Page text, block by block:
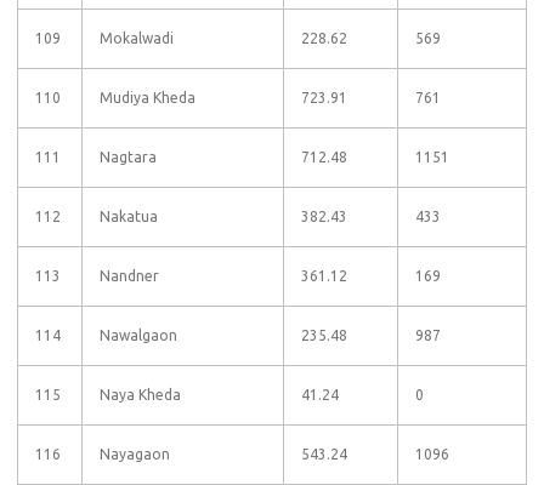
109 Mokalwadi 228.62 569
110 Mudiya Kheda 723.91 761
111 Nagtara 712.48 1151
112 Nakatua 382.43 433
113 Nandner 361.12 169
114 Nawalgaon 235.48 987
115 Naya Kheda 41.24 0
116 Nayagaon 543.24 1096